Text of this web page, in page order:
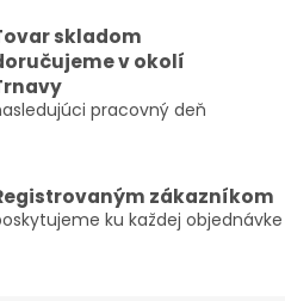
skladom
v okolí
pracovný deň
zákazníkom
ku každej